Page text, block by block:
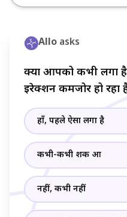
Allo asks
क्या आपको कभी लगा
इरेक्शन कमजोर हो रहा
हाँ, पहले ऐसा लगा है
कभी-कभी शक हुआ
नहीं, कभी नहीं